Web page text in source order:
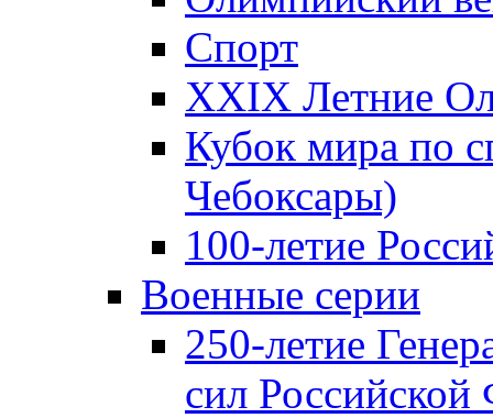
Спорт
XXIX Летние
Кубок мира по
Чебоксары)
100-летие
Военные серии
250-летие
сил Российской